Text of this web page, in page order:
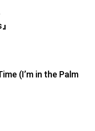
(I’m in the Palm